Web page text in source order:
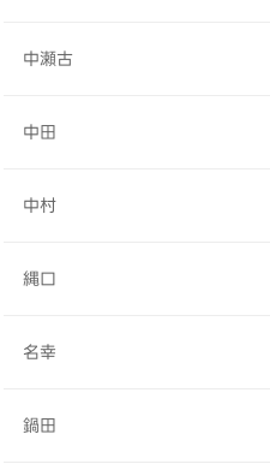
中瀬古
中田
中村
縄口
名幸
鍋田